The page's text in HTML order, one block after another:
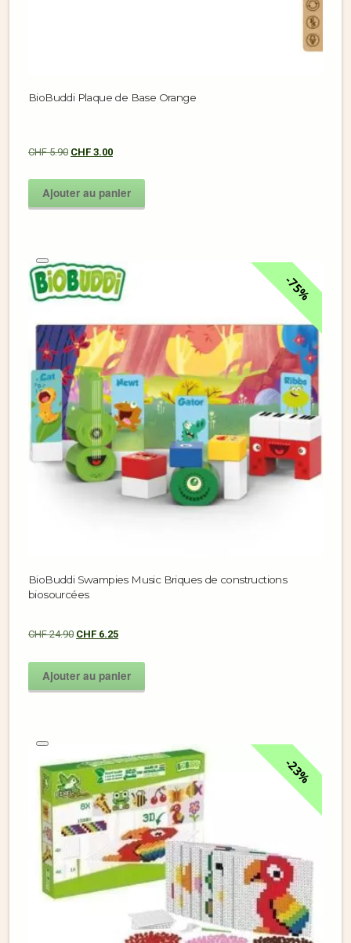
BioBuddi Plaque de Base Orange
CHF5.90 CHF 3.00
Ajouter au panier
75%
BioBuddi Swampies Music Briques de constructions
biosourcées
CHF24.90 CHF 6.25
Ajouter au panier
23%